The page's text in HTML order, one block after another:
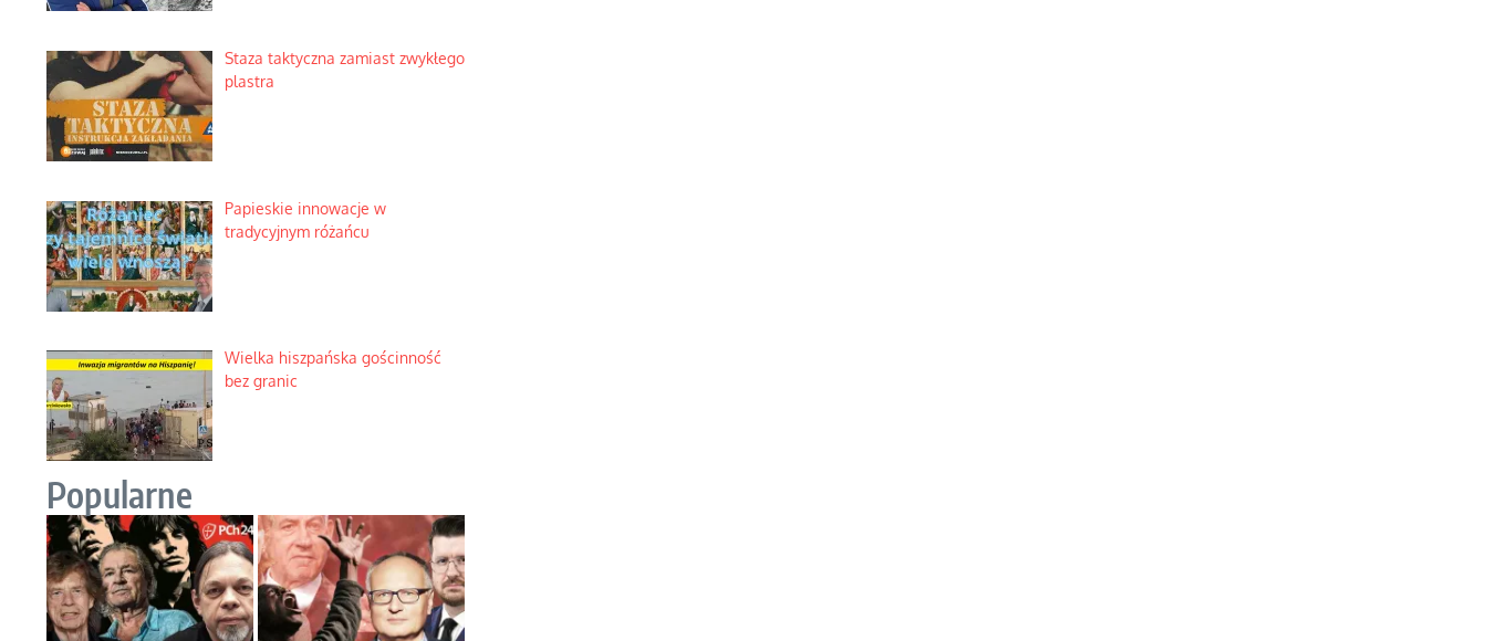
Staza taktyczna zamiast zwykłego
plastra
Papieskie innowacje w
tradycyjnym różańcu
Wielka hiszpańska gościnność
bez granic
Popularne